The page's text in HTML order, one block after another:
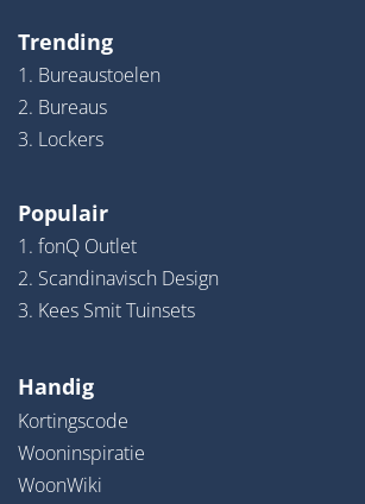
Trending
1. Bureaustoelen
2. Bureaus
3. Lockers
Populair
1. fonQ Outlet
2. Scandinavisch Design
3. Kees Smit Tuinsets
Handig
Kortingscode
Wooninspiratie
WoonWiki